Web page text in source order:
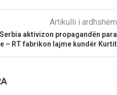
Artikulli i ardhshëm
aktivizon propagandën para
– RT fabrikon lajme kundër Kurtit